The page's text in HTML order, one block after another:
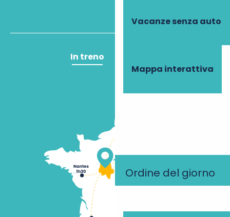
Vacanze senza auto
Mappa interattiva
Ordine del giorno
In treno